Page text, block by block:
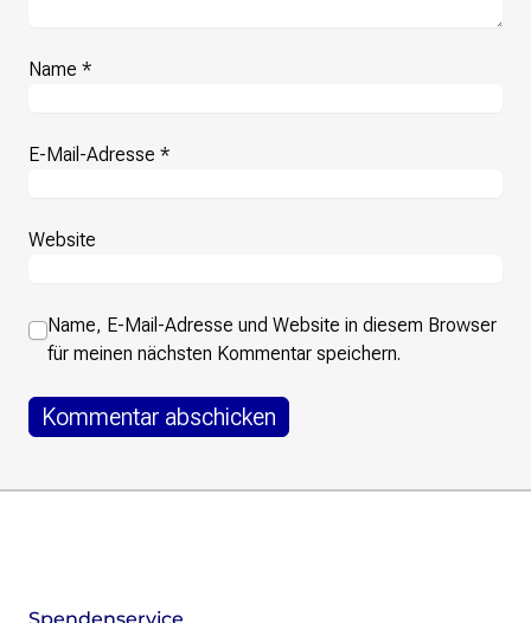
Name *
E-Mail-Adresse *
Website
Name, E-Mail-Adresse und Website in diesem Browser
für meinen nächsten Kommentar speichern.